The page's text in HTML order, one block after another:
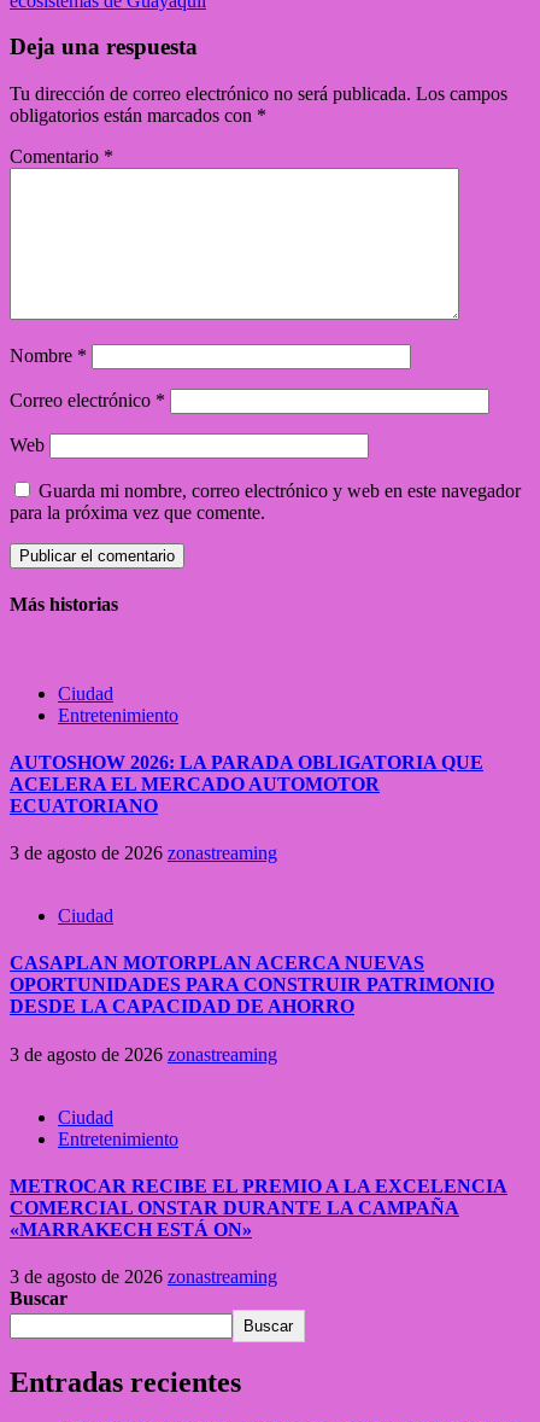
Deja una respuesta
Tu dirección de correo electrónico no será publicada. Los campos
obligatorios están marcados con *
Comentario *
Nombre *
Correo electrónico *
Web
Guarda mi nombre, correo electrónico y web en este navegador
para la próxima vez que comente.
Más historias
Ciudad
Entretenimiento
AUTOSHOW 2026: LA PARADA OBLIGATORIA QUE
ACELERA EL MERCADO AUTOMOTOR
ECUATORIANO
3 de agosto de 2026 zonastreaming
Ciudad
CASAPLAN MOTORPLAN ACERCA NUEVAS
OPORTUNIDADES PARA CONSTRUIR PATRIMONIO
DESDE LA CAPACIDAD DE AHORRO
3 de agosto de 2026 zonastreaming
Ciudad
Entretenimiento
METROCAR RECIBE EL PREMIO A LA EXCELENCIA
COMERCIAL ONSTAR DURANTE LA CAMPAÑA
«MARRAKECH ESTÁ ON»
3 de agosto de 2026 zonastreaming
Buscar
Buscar
Entradas recientes